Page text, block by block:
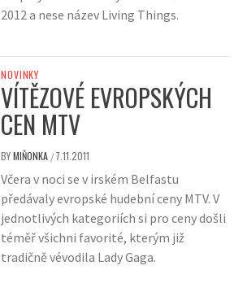
2012 a nese název Living Things.
NOVINKY
VÍTĚZOVÉ EVROPSKÝCH
CEN MTV
BYMIŇONKA / 7.11.2011
Včera v noci se v irském Belfastu
předávaly evropské hudební ceny MTV. V
jednotlivých kategoriích si pro ceny došli
téměř všichni favorité, kterým již
tradičně vévodila Lady Gaga.